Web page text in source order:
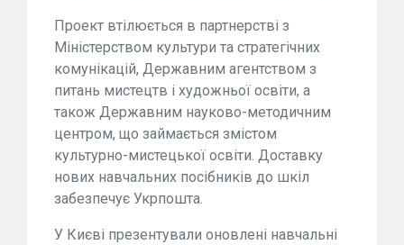
Проект втілюється в партнерстві з
Міністерством культури та стратегічних
комунікацій, Державним агентством з
питань мистецтв і художньої освіти, а
також Державним науково-методичним
центром, що займається змістом
культурно-мистецької освіти. Доставку
нових навчальних посібників до шкіл
забезпечує Укрпошта.
У Києві презентували оновлені навчальні